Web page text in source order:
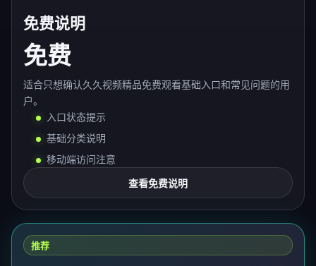
免费说明
免费
适合只想确认久久视频精品免费观看基础入口和常见问题的用
户。
入口状态提示
基础分类说明
移动端访问注意
查看免费说明
推荐